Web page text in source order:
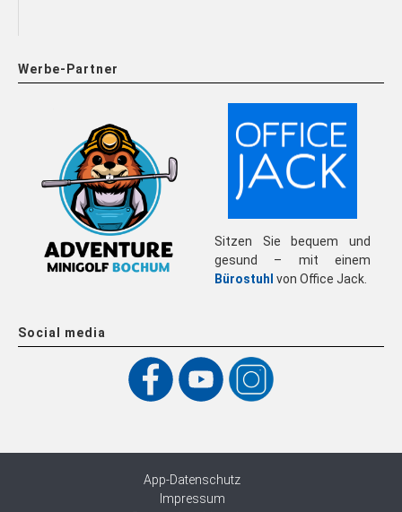
Werbe-Partner
Sitzen Sie bequem und
gesund – mit einem
Bürostuhl von Office Jack.
Social media
App-Datenschutz
Impressum